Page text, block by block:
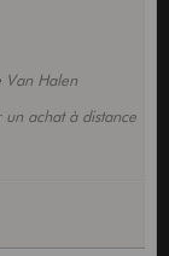
Van Halen
achat à distance